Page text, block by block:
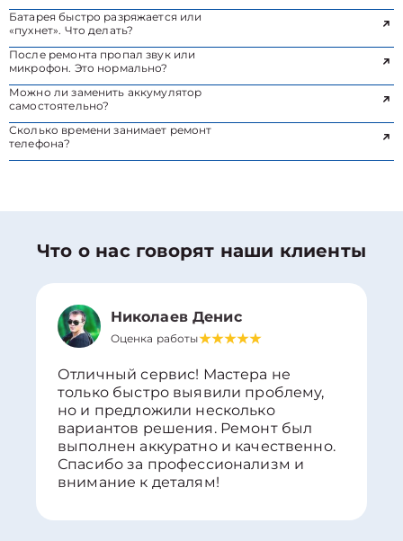
Батарея быстро разряжается или
«пухнет». Что делать?
После ремонта пропал звук или
микрофон. Это нормально?
Можно ли заменить аккумулятор
самостоятельно?
Сколько времени занимает ремонт
телефона?
Что о нас говорят наши клиенты
Николаев Денис
Оценка работы
Отличный сервис! Мастера не
только быстро выявили проблему,
но и предложили несколько
вариантов решения. Ремонт был
выполнен аккуратно и качественно.
Спасибо за профессионализм и
внимание к деталям!